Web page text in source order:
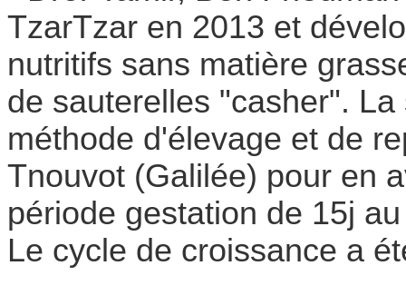
TzarTzar en 2013 et
nutritifs sans matière
de sauterelles "casher".
méthode d'élevage et de
Tnouvot (Galilée) pour en
période gestation de 15j
Le cycle de croissance a